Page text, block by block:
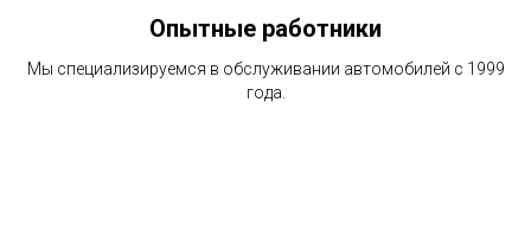
Опытные работники
Мы специализируемся в обслуживании автомобилей с 1999
года.